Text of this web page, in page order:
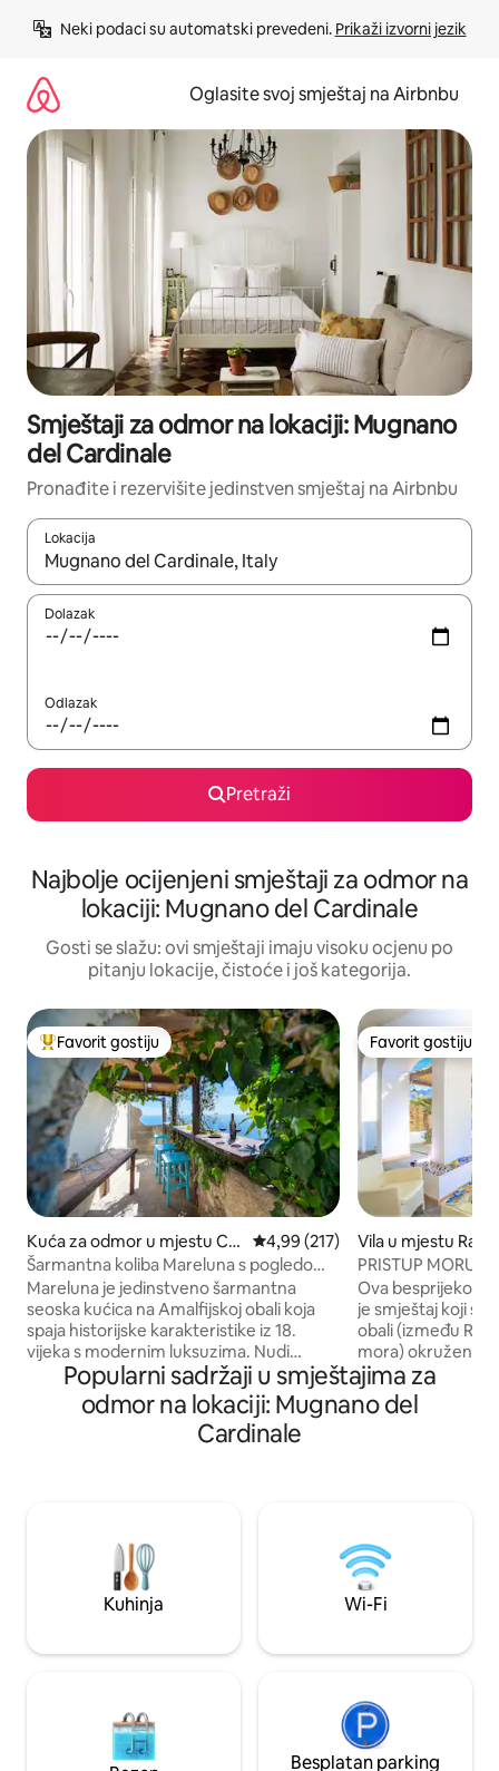
Neki podaci su automatski prevedeni. Prikaži izvorni jezik
Oglasite svoj smještaj na Airbnbu
Smještaji za odmor na lokaciji: Mugnano
del Cardinale
Pronađite i rezervišite jedinstven smještaj na Airbnbu
Lokacija
Kad rezultati budu dostupni, krećite se gore i dolje pomoću
Dolazak
Odlazak
Pretraži
Najbolje ocijenjeni smještaji za odmor na
lokaciji: Mugnano del Cardinale
Gosti se slažu: ovi smještaji imaju visoku ocjenu po
pitanju lokacije, čistoće i još kategorija.
Glavni favorit gostiju
Favorit gostiju
Kuća za odmor u mjestu Co
nca dei Marini
Prosječna ocjena: 4,99 od 5,
4,99 (217)
Šarmantna koliba Mareluna s pogledom
na Capri
Mareluna je jedinstveno šarmantna
seoska kućica na Amalfijskoj obali koja
spaja historijske karakteristike iz 18.
vijeka s modernim luksuzima. Nudi
zadivljujući panoramski pogled na more i
elegantne interijere s detaljima kao što
su grede od kestena, tradicionalne
pločice i moderne sadržaje kao što su
također ima terasu i terasu, što je
idealno za uživanje u prekrasnom
obalnom krajoliku i restoranima na
otvorenom
Favorit gostiju
Favorit gostiju
Vila u mjestu
PRISTUP MORU,
☀️ RAVELLO UZ
Ova
je smještaj koji se
obali (između
mora) okružena
narandži, s
direktnim pristupom
3 gosta. Parking
(1,5 km) Atrani (1
Minori (2,5 km)
Popularni sadržaji u smještajima za
odmor na lokaciji: Mugnano del
Cardinale
Kuhinja Wi-Fi
Besplatan parking